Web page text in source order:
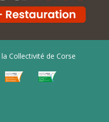
Collectivité de Corse